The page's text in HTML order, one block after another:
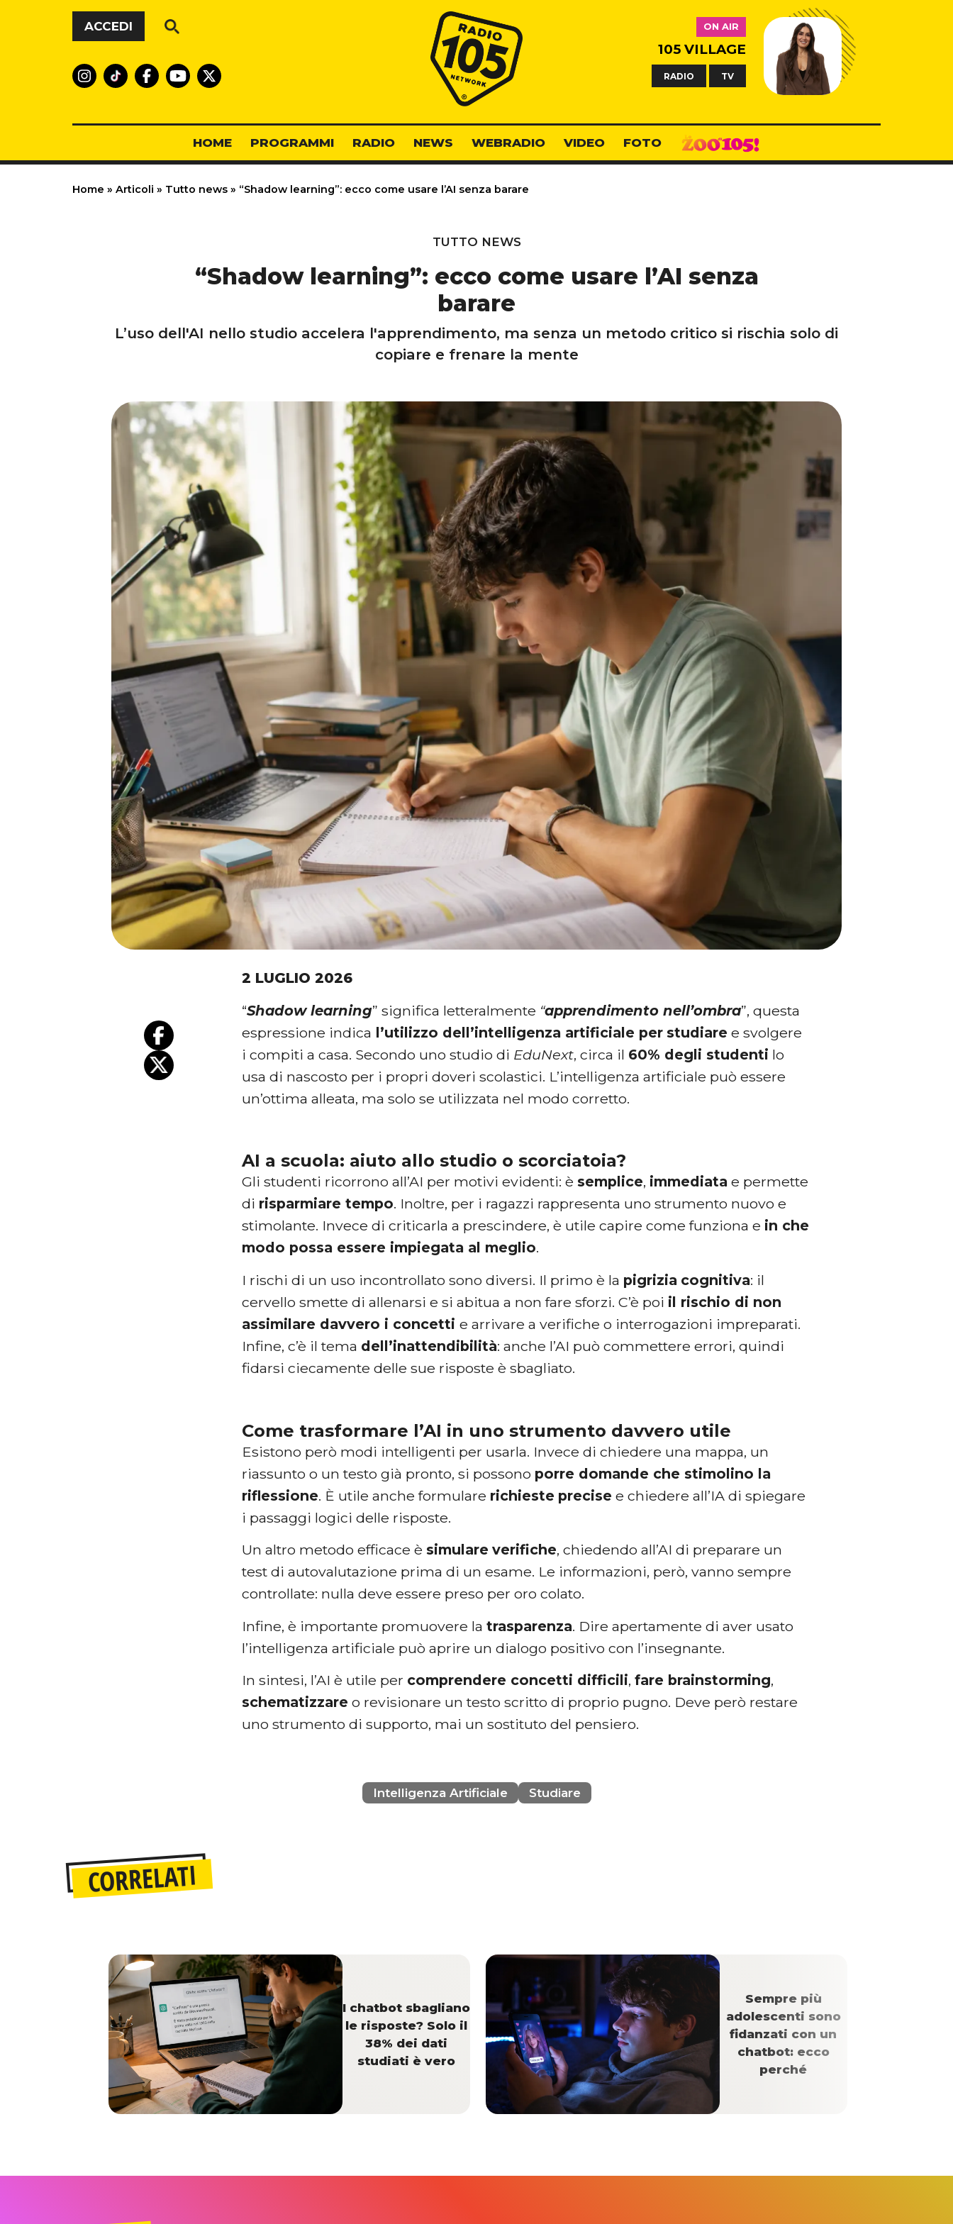
Vai al contenuto
ACCEDI
Radio 105
ON AIR
105 VILLAGE
RADIO TV
HOME PROGRAMMI RADIO NEWS WEBRADIO VIDEO FOTO
Home » Articoli » Tutto news » “Shadow learning”: ecco come usare l’AI senza barare
TUTTO NEWS
“Shadow learning”: ecco come usare l’AI senza
barare
L’uso dell'AI nello studio accelera l'apprendimento, ma senza un metodo critico si rischia solo di
copiare e frenare la mente
2 LUGLIO 2026
“Shadow learning” significa letteralmente “apprendimento nell’ombra”, questa
espressione indica l’utilizzo dell’intelligenza artificiale per studiare e svolgere
i compiti a casa. Secondo uno studio di EduNext, circa il 60% degli studenti lo
usa di nascosto per i propri doveri scolastici. L’intelligenza artificiale può essere
un’ottima alleata, ma solo se utilizzata nel modo corretto.
AI a scuola: aiuto allo studio o scorciatoia?
Gli studenti ricorrono all’AI per motivi evidenti: è semplice, immediata e permette
di risparmiare tempo. Inoltre, per i ragazzi rappresenta uno strumento nuovo e
stimolante. Invece di criticarla a prescindere, è utile capire come funziona e in che
modo possa essere impiegata al meglio.
I rischi di un uso incontrollato sono diversi. Il primo è la pigrizia cognitiva: il
cervello smette di allenarsi e si abitua a non fare sforzi. C’è poi il rischio di non
assimilare davvero i concettie arrivare a verifiche o interrogazioni impreparati.
Infine, c’è il tema dell’inattendibilità: anche l’AI può commettere errori, quindi
fidarsi ciecamente delle sue risposte è sbagliato.
Come trasformare l’AI in uno strumento davvero utile
Esistono però modi intelligenti per usarla. Invece di chiedere una mappa, un
riassunto o un testo già pronto, si possono porre domande che stimolino la
riflessione. È utile anche formulare richieste precise e chiedere all’IA di spiegare
i passaggi logici delle risposte.
Un altro metodo efficace è simulare verifiche, chiedendo all’AI di preparare un
test di autovalutazione prima di un esame. Le informazioni, però, vanno sempre
controllate: nulla deve essere preso per oro colato.
Infine, è importante promuovere latrasparenza. Dire apertamente di aver usato
l’intelligenza artificiale può aprire un dialogo positivo con l’insegnante.
In sintesi, l’AI è utile per comprendere concetti difficili,fare brainstorming,
schematizzare o revisionare un testo scritto di proprio pugno. Deve però restare
uno strumento di supporto, mai un sostituto del pensiero.
Intelligenza Artificiale Studiare
CORRELATI
I chatbot sbagliano
le risposte? Solo il
38% dei dati
studiati è vero
Sempre più
adolescenti sono
fidanzati con un
chatbot: ecco
perché